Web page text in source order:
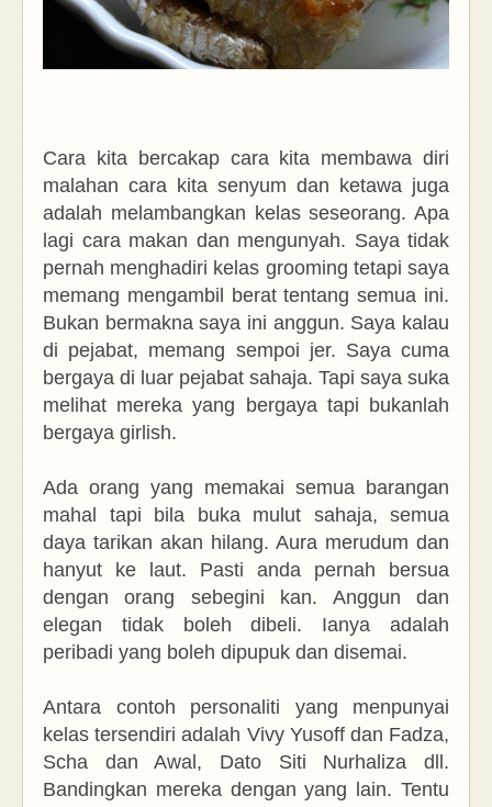
Cara kita bercakap cara kita membawa diri
malahan cara kita senyum dan ketawa juga
adalah melambangkan kelas seseorang. Apa
lagi cara makan dan mengunyah. Saya tidak
pernah menghadiri kelas grooming tetapi saya
memang mengambil berat tentang semua ini.
Bukan bermakna saya ini anggun. Saya kalau
di pejabat, memang sempoi jer. Saya cuma
bergaya di luar pejabat sahaja. Tapi saya suka
melihat mereka yang bergaya tapi bukanlah
bergaya girlish.
Ada orang yang memakai semua barangan
mahal tapi bila buka mulut sahaja, semua
daya tarikan akan hilang. Aura merudum dan
hanyut ke laut. Pasti anda pernah bersua
dengan orang sebegini kan. Anggun dan
elegan tidak boleh dibeli. Ianya adalah
peribadi yang boleh dipupuk dan disemai.
Antara contoh personaliti yang menpunyai
kelas tersendiri adalah Vivy Yusoff dan Fadza,
Scha dan Awal, Dato Siti Nurhaliza dll.
Bandingkan mereka dengan yang lain. Tentu